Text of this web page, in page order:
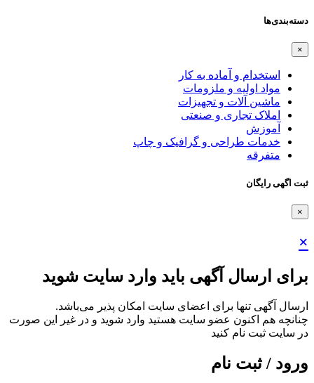
دسته‌بندی‌ها
×
استخدام و آماده به کار
مواد اولیه و ملزومات
ماشین آلات و تجهیزات
املاک تجاری و صنعتی
آموزش
خدمات طراحی و گرافیک و چاپ
متفرقه
ثبت اگهی رایگان
×
×
برای ارسال آگهی باید وارد سایت شوید
ارسال آگهی تنها برای اعضای سایت امکان پذیر می‌باشد.
چنانچه هم‌ اکنون عضو سایت هستید وارد شوید و در غیر این صورت
در سایت ثبت نام کنید
ورود / ثبت نام